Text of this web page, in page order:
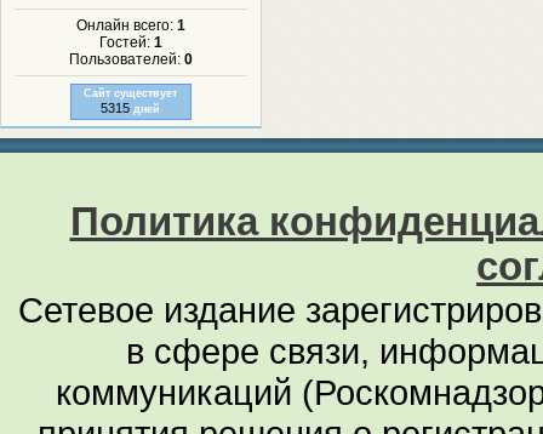
Онлайн всего: 1
Гостей: 1
Пользователей: 0
Сайт существует
5315 дней
Политика
Сетевое издание
в сфере связи,
коммуникаций